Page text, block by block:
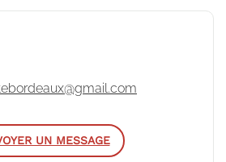
UN MESSAGE